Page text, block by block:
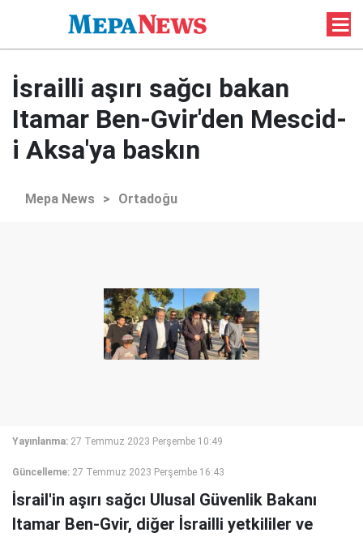
İsrailli aşırı sağcı bakan
Itamar Ben-Gvir'den Mescid-
i Aksa'ya baskın
Mepa News > Ortadoğu
Yayınlanma: 27 Temmuz 2023 Perşembe 10:49
Güncelleme: 27 Temmuz 2023 Perşembe 16:43
İsrail'in aşırı sağcı Ulusal Güvenlik Bakanı
Itamar Ben-Gvir, diğer İsrailli yetkililer ve